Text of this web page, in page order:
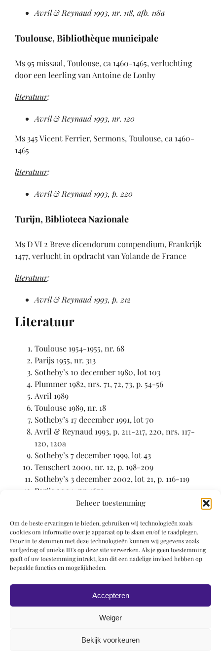
Beheer toestemming
Om de beste ervaringen te bieden, gebruiken wij technologieën zoals
cookies om informatie over je apparaat op te slaan en/of te raadplegen.
Door in te stemmen met deze technologieën kunnen wij gegevens zoals
surfgedrag of unieke ID's op deze site verwerken. Als je geen toestemming
geeft of uw toestemming intrekt, kan dit een nadelige invloed hebben op
bepaalde functies en mogelijkheden.
Accepteren
Weiger
Bekijk voorkeuren
Avril & Reynaud 1993, nr. 118, afb. 118a
Toulouse, Bibliothèque municipale
Ms 95 missaal, Toulouse, ca 1460-1465, verluchting
door een leerling van Antoine de Lonhy
literatuur:
Avril & Reynaud 1993, nr. 120
Ms 345 Vicent Ferrier, Sermons, Toulouse, ca 1460-
1465
literatuur:
Avril & Reynaud 1993, p. 220
Turijn, Biblioteca Nazionale
Ms D VI 2 Breve dicendorum compendium, Frankrijk
1477, verlucht in opdracht van Yolande de France
literatuur:
Avril & Reynaud 1993, p. 212
Literatuur
Toulouse 1954-1955, nr. 68
Parijs 1955, nr. 313
Sotheby’s 10 december 1980, lot 103
Plummer 1982, nrs. 71, 72, 73, p. 54-56
Avril 1989
Toulouse 1989, nr. 18
Sotheby’s 17 december 1991, lot 70
Avril & Reynaud 1993, p. 211-217, 220, nrs. 117-
120, 120a
Sotheby’s 7 december 1999, lot 43
Tenschert 2000, nr. 12, p. 198-209
Sotheby’s 3 december 2002, lot 21, p. 116-119
Parijs 2004, nr. 167a
Nijmegen 2005, nr. 116
Bradley 1887-1889
Thieme-Becker 1907-1950